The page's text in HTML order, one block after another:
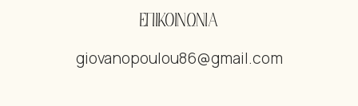
ΕΠΙΚΟΙΝΩΝΙΑ
giovanopoulou86@gmail.com